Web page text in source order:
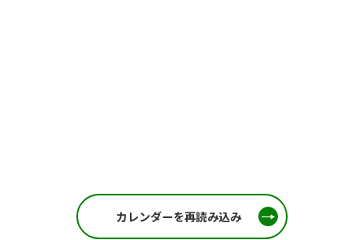
カレンダーを再読み込み